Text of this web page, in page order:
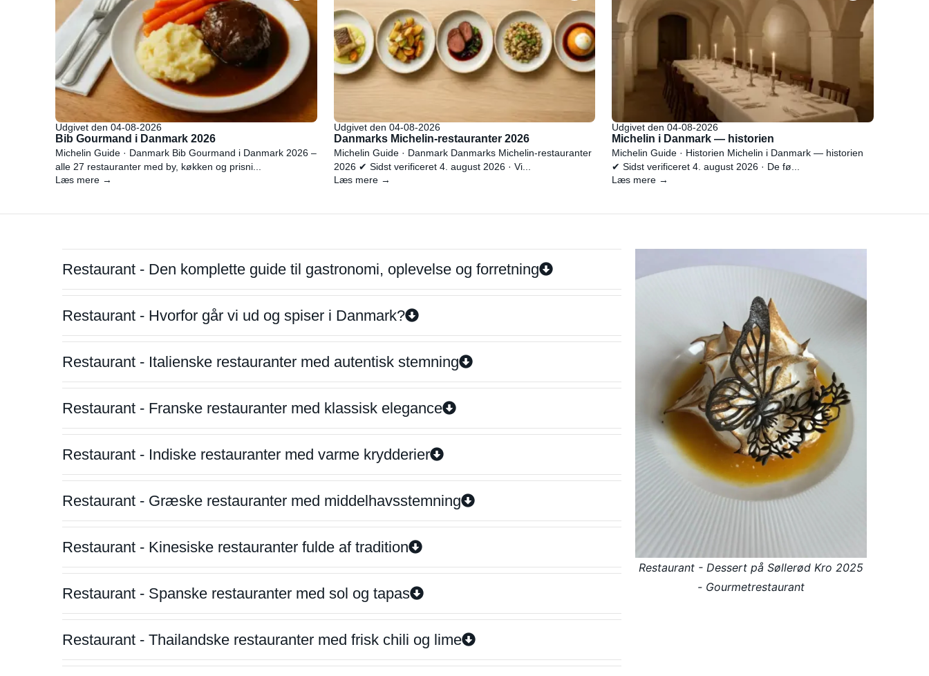
Udgivet den 04-08-2026
Bib Gourmand i Danmark 2026
Michelin Guide · Danmark Bib Gourmand i Danmark 2026 –
alle 27 restauranter med by, køkken og prisni...
Læs mere →
Udgivet den 04-08-2026
Danmarks Michelin-restauranter 2026
Michelin Guide · Danmark Danmarks Michelin-restauranter
2026 ✔ Sidst verificeret 4. august 2026 · Vi...
Læs mere →
Udgivet den 04-08-2026
Michelin i Danmark — historien
Michelin Guide · Historien Michelin i Danmark — historien
✔ Sidst verificeret 4. august 2026 · De fø...
Læs mere →
Restaurant - Den komplette guide til gastronomi, oplevelse og forretning
Restaurant - Hvorfor går vi ud og spiser i Danmark?
Restaurant - Italienske restauranter med autentisk stemning
Restaurant - Franske restauranter med klassisk elegance
Restaurant - Indiske restauranter med varme krydderier
Restaurant - Græske restauranter med middelhavsstemning
Restaurant - Kinesiske restauranter fulde af tradition
Restaurant - Spanske restauranter med sol og tapas
Restaurant - Thailandske restauranter med frisk chili og lime
Restaurant - Dessert på Søllerød Kro 2025
- Gourmetrestaurant